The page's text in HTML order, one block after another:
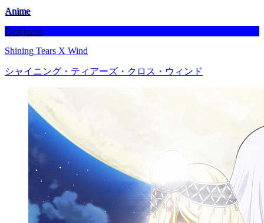
Anime
Befejezett
Shining Tears X Wind
シャイニング・ティアーズ・クロス・ウィンド